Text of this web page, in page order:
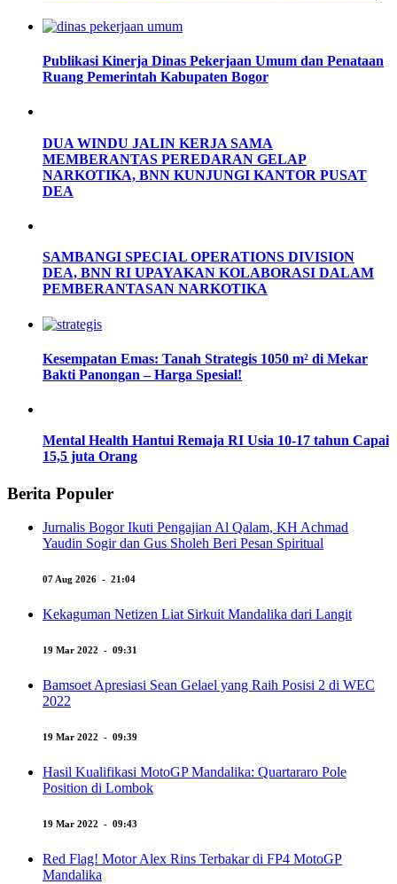
Publikasi Kinerja Dinas Pekerjaan Umum dan Penataan
Ruang Pemerintah Kabupaten Bogor
DUA WINDU JALIN KERJA SAMA
MEMBERANTAS PEREDARAN GELAP
NARKOTIKA, BNN KUNJUNGI KANTOR PUSAT
DEA
SAMBANGI SPECIAL OPERATIONS DIVISION
DEA, BNN RI UPAYAKAN KOLABORASI DALAM
PEMBERANTASAN NARKOTIKA
Kesempatan Emas: Tanah Strategis 1050 m² di Mekar
Bakti Panongan – Harga Spesial!
Mental Health Hantui Remaja RI Usia 10-17 tahun Capai
15,5 juta Orang
Berita Populer
Jurnalis Bogor Ikuti Pengajian Al Qalam, KH Achmad
Yaudin Sogir dan Gus Sholeh Beri Pesan Spiritual
07 Aug 2026 - 21:04
Kekaguman Netizen Liat Sirkuit Mandalika dari Langit
19 Mar 2022 - 09:31
Bamsoet Apresiasi Sean Gelael yang Raih Posisi 2 di WEC
2022
19 Mar 2022 - 09:39
Hasil Kualifikasi MotoGP Mandalika: Quartararo Pole
Position di Lombok
19 Mar 2022 - 09:43
Red Flag! Motor Alex Rins Terbakar di FP4 MotoGP
Mandalika